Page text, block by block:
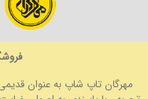
مهرگان تاپ شاپ به عنوان